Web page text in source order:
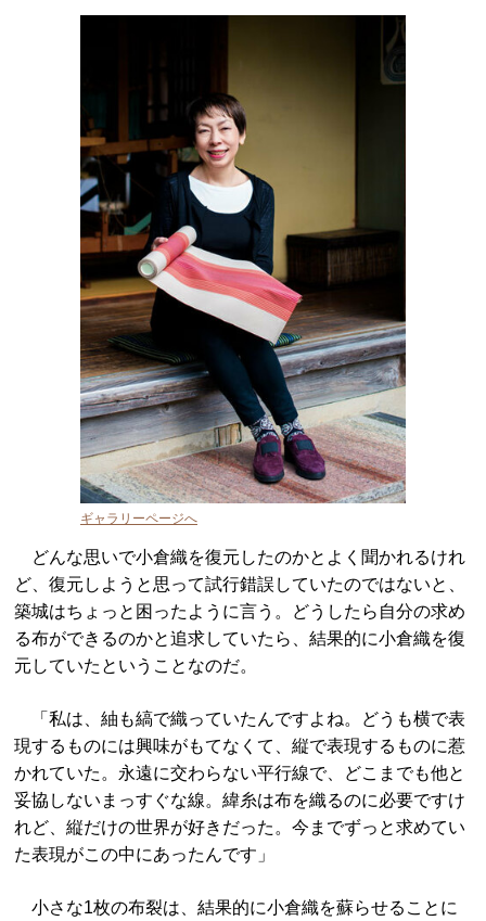
ギャラリーページへ
どんな思いで小倉織を復元したのかとよく聞かれるけれ
ど、復元しようと思って試行錯誤していたのではないと、
築城はちょっと困ったように言う。どうしたら自分の求め
る布ができるのかと追求していたら、結果的に小倉織を復
元していたということなのだ。
「私は、紬も縞で織っていたんですよね。どうも横で表
現するものには興味がもてなくて、縦で表現するものに惹
かれていた。永遠に交わらない平行線で、どこまでも他と
妥協しないまっすぐな線。緯糸は布を織るのに必要ですけ
れど、縦だけの世界が好きだった。今までずっと求めてい
た表現がこの中にあったんです」
小さな1枚の布裂は、結果的に小倉織を蘇らせることに